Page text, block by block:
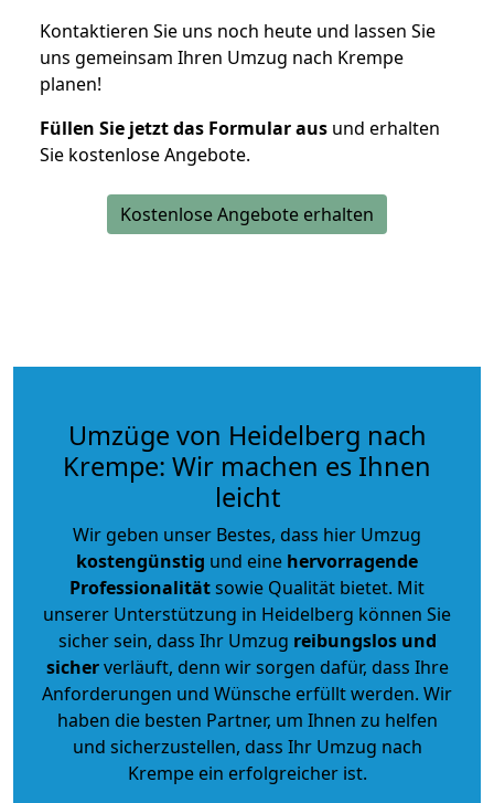
Kontaktieren Sie uns noch heute und lassen Sie
uns gemeinsam Ihren Umzug nach Krempe
planen!
Füllen Sie jetzt das Formular aus und erhalten
Sie kostenlose Angebote.
Kostenlose Angebote erhalten
Umzüge von Heidelberg nach
Krempe: Wir machen es Ihnen
leicht
Wir geben unser Bestes, dass hier Umzug
kostengünstig und eine hervorragende
Professionalitätsowie Qualität bietet. Mit
unserer Unterstützung in Heidelberg können Sie
sicher sein, dass Ihr Umzug reibungslos und
sicherverläuft, denn wir sorgen dafür, dass Ihre
Anforderungen und Wünsche erfüllt werden. Wir
haben die besten Partner, um Ihnen zu helfen
und sicherzustellen, dass Ihr Umzug nach
Krempe ein erfolgreicher ist.